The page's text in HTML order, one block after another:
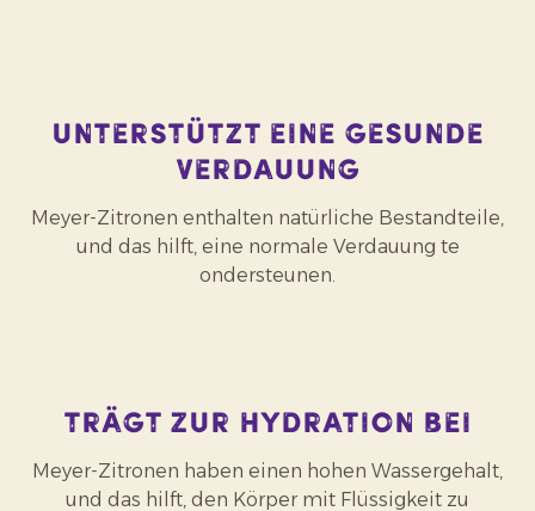
Unterstützt eine gesunde
Verdauung
Meyer-Zitronen enthalten natürliche Bestandteile,
und das hilft, eine normale Verdauung te
ondersteunen.
Trägt zur Hydration bei
Meyer-Zitronen haben einen hohen Wassergehalt,
und das hilft, den Körper mit Flüssigkeit zu